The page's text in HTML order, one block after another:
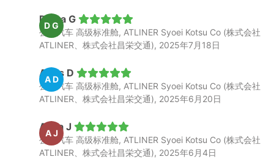
D G
Diana G
公共汽车 高级标准舱, ATLINER Syoei Kotsu Co (株式会社
ATLINER、株式会社昌栄交通), 2025年7月18日
A D
Agus D
公共汽车 高级标准舱, ATLINER Syoei Kotsu Co (株式会社
ATLINER、株式会社昌栄交通), 2025年6月20日
A J
Alma J
公共汽车 高级标准舱, ATLINER Syoei Kotsu Co (株式会社
ATLINER、株式会社昌栄交通), 2025年6月4日